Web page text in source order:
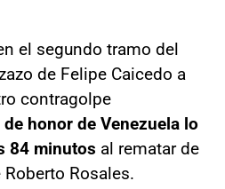
el segundo tramo del
de Felipe Caicedo a
contragolpe
de honor de Venezuela lo
84 minutos al rematar de
Rosales.